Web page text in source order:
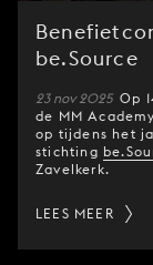
be.Source
23 nov 2025 Op
de MM
op tijdens het
stichting
Zavelkerk.
LEES MEER